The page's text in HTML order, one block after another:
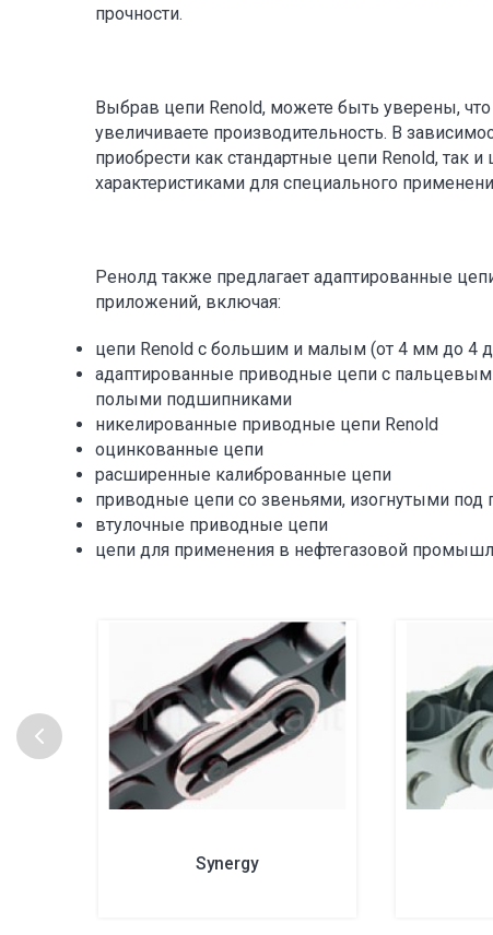
прочности.
Выбрав цепи Renold, можете быть уверены,
увеличиваете производительность. В
приобрести как стандартные цепи Renold, так
характеристиками для специального
Ренолд также предлагает адаптированные
приложений, включая:
цепи Renold с большим и малым (от 4 мм до
адаптированные приводные цепи с
полыми подшипниками
никелированные приводные цепи Renold
оцинкованные цепи
расширенные калиброванные цепи
приводные цепи со звеньями, изогнутыми
втулочные приводные цепи
цепи для применения в нефтегазовой
Synergy